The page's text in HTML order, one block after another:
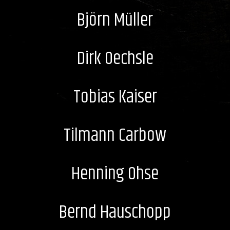
Björn Müller
Dirk Oechsle
Tobias Kaiser
Tilmann Carbow
Henning Ohse
Bernd Hauschopp